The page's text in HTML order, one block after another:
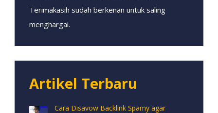
Terimakasih sudah berkenan untuk saling
menghargai.
Artikel Terbaru
Cara Disavow Backlink Spamy agar